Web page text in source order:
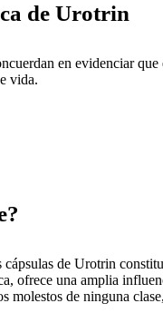
de Urotrin
en evidenciar
vida.
de Urotrin
ofrece una amplia
molestos de ninguna